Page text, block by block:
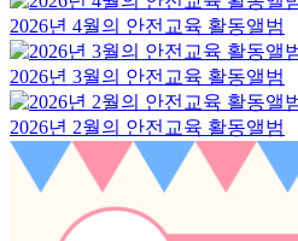
2026년 4월의 안전교육 활동앨범
2026년 3월의 안전교육 활동앨범
2026년 2월의 안전교육 활동앨범